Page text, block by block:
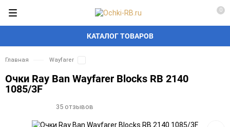
КАТАЛОГ ТОВАРОВ
0
Главная Wayfarer
Очки Ray Ban Wayfarer Blocks RB 2140
1085/3F
35 отзывов